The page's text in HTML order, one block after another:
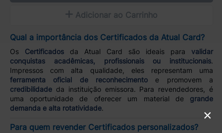
Adicionar ao Carrinho
Qual a importância dos Certificados da Atual Card?
Os Certificadosda Atual Card são ideais paravalidar
conquistas acadêmicas, profissionais ou institucionais.
Impressos com alta qualidade, eles representam uma
ferramenta oficial de reconhecimento e promovem a
credibilidadeda instituição emissora. Para revendedores, é
uma oportunidade de oferecer um material de grande
demanda e alta rotatividade.
Para quem revender Certificados personalizados?
×